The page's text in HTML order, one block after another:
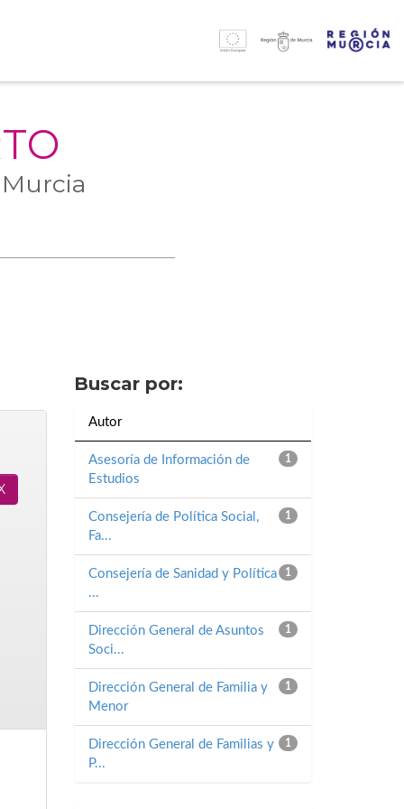
Buscar por:
Autor
1
Asesoría de Información de
Estudios
1
Consejería de Política Social,
Fa...
1
Consejería de Sanidad y Política
...
1
Dirección General de Asuntos
Soci...
1
Dirección General de Familia y
Menor
1
Dirección General de Familias y
P...